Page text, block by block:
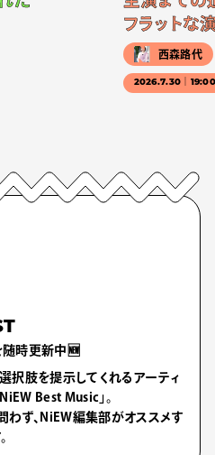
フラットな
西森路代
2026.7.30｜
随時更新中🆕
択肢を提示してくれるアーティ
Best Music」。
わず、NiEW編集部がオススメす